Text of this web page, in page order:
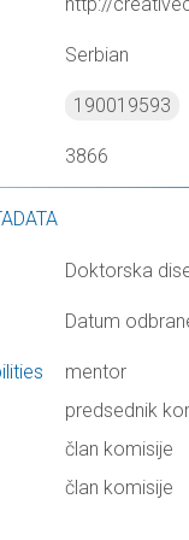
Serbian
190019593
3866
Doktorska
Datum
mentor
predsednik
član komisije
član komisije